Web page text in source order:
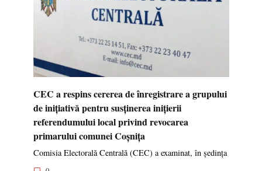
CEC a respins cererea de înregistrare a grupului
de inițiativă pentru susținerea inițierii
referendumului local privind revocarea
primarului comunei Coșnița
Comisia Electorală Centrală (CEC) a examinat, în ședința